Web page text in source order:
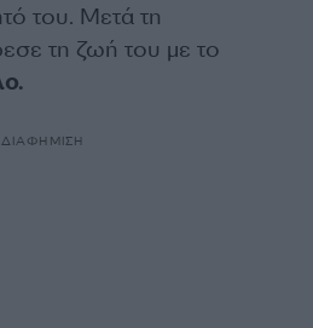
του. Μετά τη
τη ζωή του με το
ΔΙΑΦΗΜΙΣΗ